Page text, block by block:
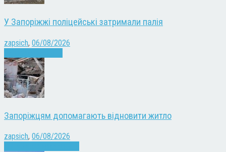
У Запоріжжі поліцейські затримали палія
zapsich, 06/08/2026
Запоріжцям допомагають відновити житло
zapsich, 06/08/2026